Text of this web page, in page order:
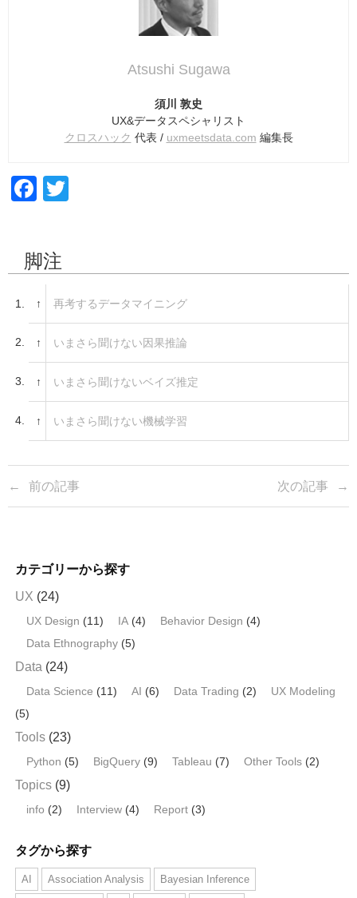
Atsushi Sugawa
須川 敦史
UX&データスペシャリスト
クロスハック 代表 / uxmeetsdata.com 編集長
F
e
b
o
o
k
er
脚注
1. ↑ 再考するデータマイニング
2. ↑ いまさら聞けない因果推論
3. ↑ いまさら聞けないベイズ推定
4. ↑ いまさら聞けない機械学習
前の記事 次の記事
カテゴリーから探す
UX (24)
UX Design (11) IA (4) Behavior Design (4)
Data Ethnography (5)
Data (24)
Data Science (11) AI (6) Data Trading (2)
UX Modeling
(5)
Tools (23)
Python (5) BigQuery (9) Tableau (7) Other Tools (2)
Topics (9)
info (2) Interview (4) Report (3)
タグから探す
AI Association Analysis Bayesian Inference